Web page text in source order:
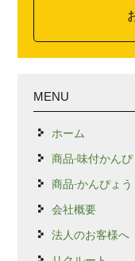
MENU
ホーム
商品-味付かんぴ
商品-かんぴょう
会社概要
法人のお客様へ